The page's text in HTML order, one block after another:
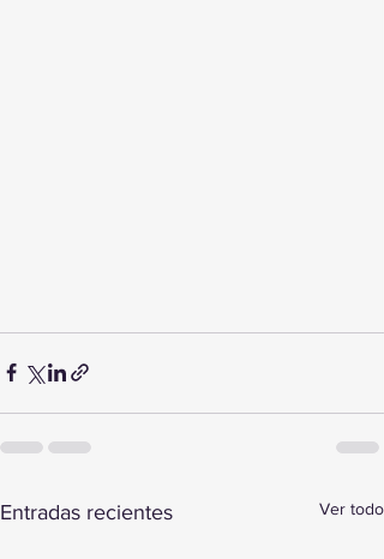
Entradas recientes Ver todo